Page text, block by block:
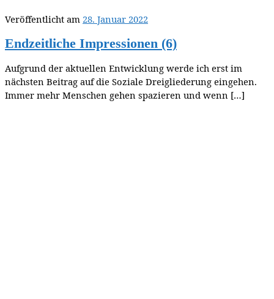
Veröffentlicht am 28. Januar 2022
Endzeitliche Impressionen (6)
Aufgrund der aktuellen Entwicklung werde ich erst im
nächsten Beitrag auf die Soziale Dreigliederung eingehen.
Immer mehr Menschen gehen spazieren und wenn […]